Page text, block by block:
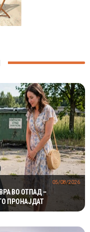
ВО ОТПАД –
ПРОНАЈДАТ
05/08/2026